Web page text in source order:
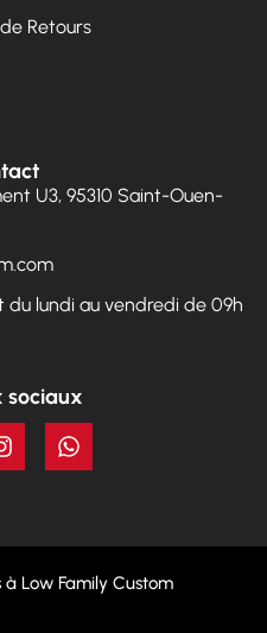
Retours
U3, 95310 Saint-Ouen-
du lundi au vendredi de 09h
sociaux
Low Family Custom